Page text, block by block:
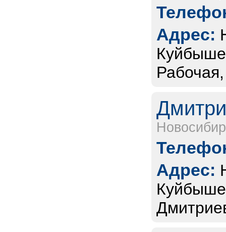
Адрес:
Адрес: